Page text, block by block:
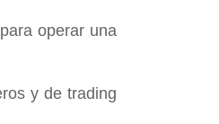
operar una
y de trading